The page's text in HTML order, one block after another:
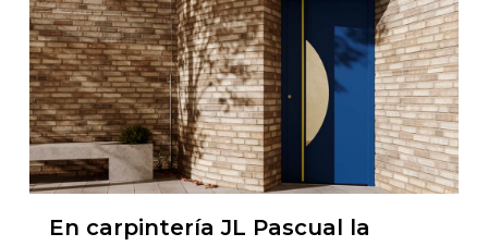
En carpintería JL Pascual la